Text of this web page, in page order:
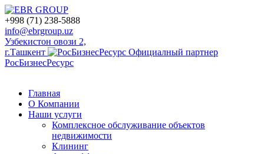
+998 (71) 238-5888
info@ebrgroup.uz
Узбекистон овози 2,
г.Ташкент
Официалный партнер
РосБизнесРесурс
Главная
О Компании
Наши услуги
Комплексное обслуживание объектов
недвижимости
Клининг